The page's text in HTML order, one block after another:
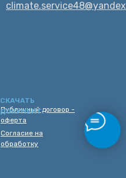
Согласие на
обработку
Публичный договор -
оферта
СКАЧАТЬ
ДОКУМЕНТ: